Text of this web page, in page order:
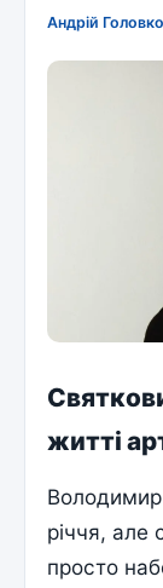
Андрій Головко
житті
річчя, але
просто